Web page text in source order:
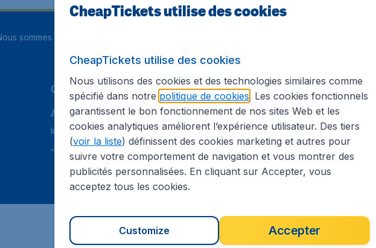
sommes notés
CheapTickets.be
À propos
Information Légale
Jobs
Sites internationaux
Flugladen.de
CheapTickets.ch
CheapTickets.sg
CheapTickets.nl
CheapTickets utilise des cookies
CheapTickets utilise des cookies
Nous utilisons des cookies et des technologies similaires comme
spécifié dans notre politique de cookies . Les cookies fonctionnels
garantissent le bon fonctionnement de nos sites Web et les
cookies analytiques améliorent l’expérience utilisateur. Des tiers
(voir la liste) définissent des cookies marketing et autres pour
suivre votre comportement de navigation et vous montrer des
publicités personnalisées. En cliquant sur Accepter, vous
acceptez tous les cookies.
Accepter
Customize